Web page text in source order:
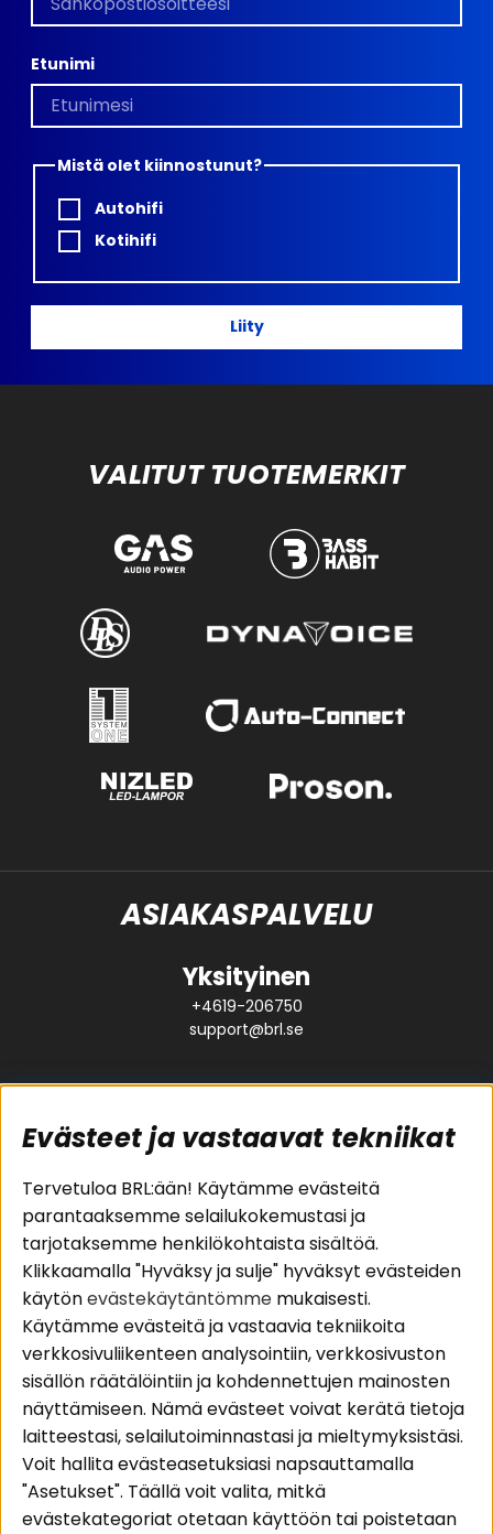
Etunimi
Mistä olet kiinnostunut?
Autohifi
Kotihifi
Liity
VALITUT TUOTEMERKIT
ASIAKASPALVELU
Yksityinen
+4619-206750
support@brl.se
Suositut sivut
Pakettiratkaisut
Autostereot
Kaiuttimet
Päätevahvistimet
Lisätarvikkeet
Kaapelit
Asiakaspalvelu
Evästeet
Huolto- ja
takuutiedot
Ostoehdot
Palautus
Tietosuojapolitiikka
Alueet
Autohifi
Kotihifi
Seuraa meitä
Instagram
Facebook
Evästeet ja vastaavat tekniikat
Tervetuloa BRL:ään! Käytämme evästeitä
parantaaksemme selailukokemustasi ja
tarjotaksemme henkilökohtaista sisältöä.
Klikkaamalla "Hyväksy ja sulje" hyväksyt evästeiden
käytönevästekäytäntömme mukaisesti.
Käytämme evästeitä ja vastaavia tekniikoita
verkkosivuliikenteen analysointiin, verkkosivuston
sisällön räätälöintiin ja kohdennettujen mainosten
näyttämiseen. Nämä evästeet voivat kerätä tietoja
laitteestasi, selailutoiminnastasi ja mieltymyksistäsi.
Voit hallita evästeasetuksiasi napsauttamalla
"Asetukset". Täällä voit valita, mitkä
evästekategoriat otetaan käyttöön tai poistetaan